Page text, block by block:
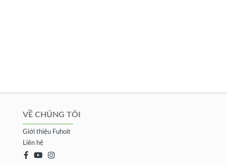
VỀ CHÚNG TÔI
Giới thiệu Fuhoit
Liên hệ